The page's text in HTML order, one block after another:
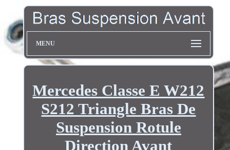
MENU
Mercedes Classe E W212
S212 Triangle Bras De
Suspension Rotule
Direction Avant